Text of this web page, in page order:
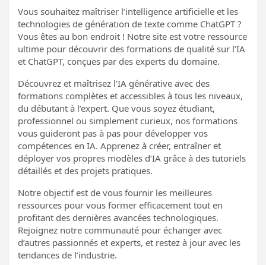
Vous souhaitez maîtriser l’intelligence artificielle et les
technologies de génération de texte comme ChatGPT ?
Vous êtes au bon endroit ! Notre site est votre ressource
ultime pour découvrir des formations de qualité sur l’IA
et ChatGPT, conçues par des experts du domaine.
Découvrez et maîtrisez l’IA générative avec des
formations complètes et accessibles à tous les niveaux,
du débutant à l’expert. Que vous soyez étudiant,
professionnel ou simplement curieux, nos formations
vous guideront pas à pas pour développer vos
compétences en IA. Apprenez à créer, entraîner et
déployer vos propres modèles d’IA grâce à des tutoriels
détaillés et des projets pratiques.
Notre objectif est de vous fournir les meilleures
ressources pour vous former efficacement tout en
profitant des dernières avancées technologiques.
Rejoignez notre communauté pour échanger avec
d’autres passionnés et experts, et restez à jour avec les
tendances de l’industrie.